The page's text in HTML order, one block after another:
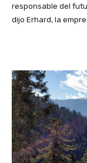
responsable del
dijo Erhard, la